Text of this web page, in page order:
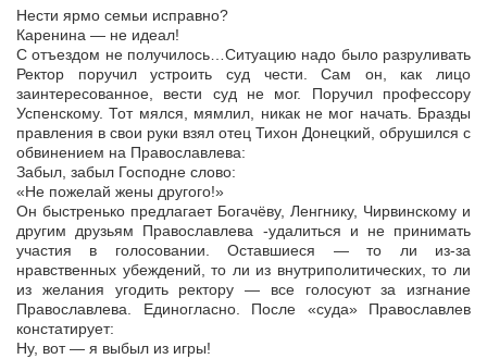
Нести ярмо семьи исправно?
Каренина — не идеал!
С отъездом не получилось…Ситуацию надо было разруливать
Ректор поручил устроить суд чести. Сам он, как лицо
заинтересованное, вести суд не мог. Поручил профессору
Успенскому. Тот мялся, мямлил, никак не мог начать. Бразды
правления в свои руки взял отец Тихон Донецкий, обрушился с
обвинением на Православлева:
Забыл, забыл Господне слово:
«Не пожелай жены другого!»
Он быстренько предлагает Богачёву, Ленгнику, Чирвинскому и
другим друзьям Православлева -удалиться и не принимать
участия в голосовании. Оставшиеся — то ли из-за
нравственных убеждений, то ли из внутриполитических, то ли
из желания угодить ректору — все голосуют за изгнание
Православлева. Единогласно. После «суда» Православлев
констатирует:
Ну, вот — я выбыл из игры!